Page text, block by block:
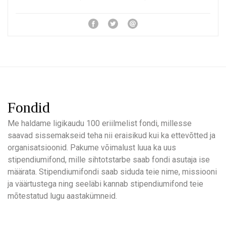
Fondid
Me haldame ligikaudu 100 eriilmelist fondi, millesse
saavad sissemakseid teha nii eraisikud kui ka ettevõtted ja
organisatsioonid. Pakume võimalust luua ka uus
stipendiumifond, mille sihtotstarbe saab fondi asutaja ise
määrata. Stipendiumifondi saab siduda teie nime, missiooni
ja väärtustega ning seeläbi kannab stipendiumifond teie
mõtestatud lugu aastakümneid.